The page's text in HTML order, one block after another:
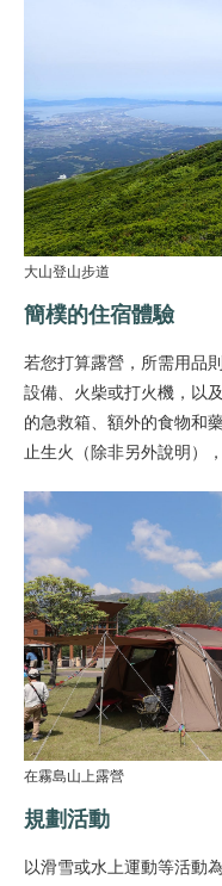
大山登山步道
簡樸的住宿體驗
若您打算露營，所需用品
設備、火柴或打火機，以
的急救箱、額外的食物和
止生火（除非另外說明）
在霧島山上露營
規劃活動
以滑雪或水上運動等活動